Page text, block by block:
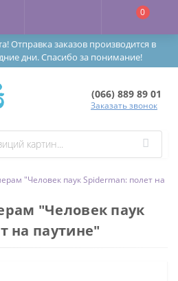
Отправка заказов производится в
дни. Спасибо за понимание!
0
(066) 889 89 01
Заказать звонок
"Человек паук Spiderman: полет на
"Человек паук
на паутине"